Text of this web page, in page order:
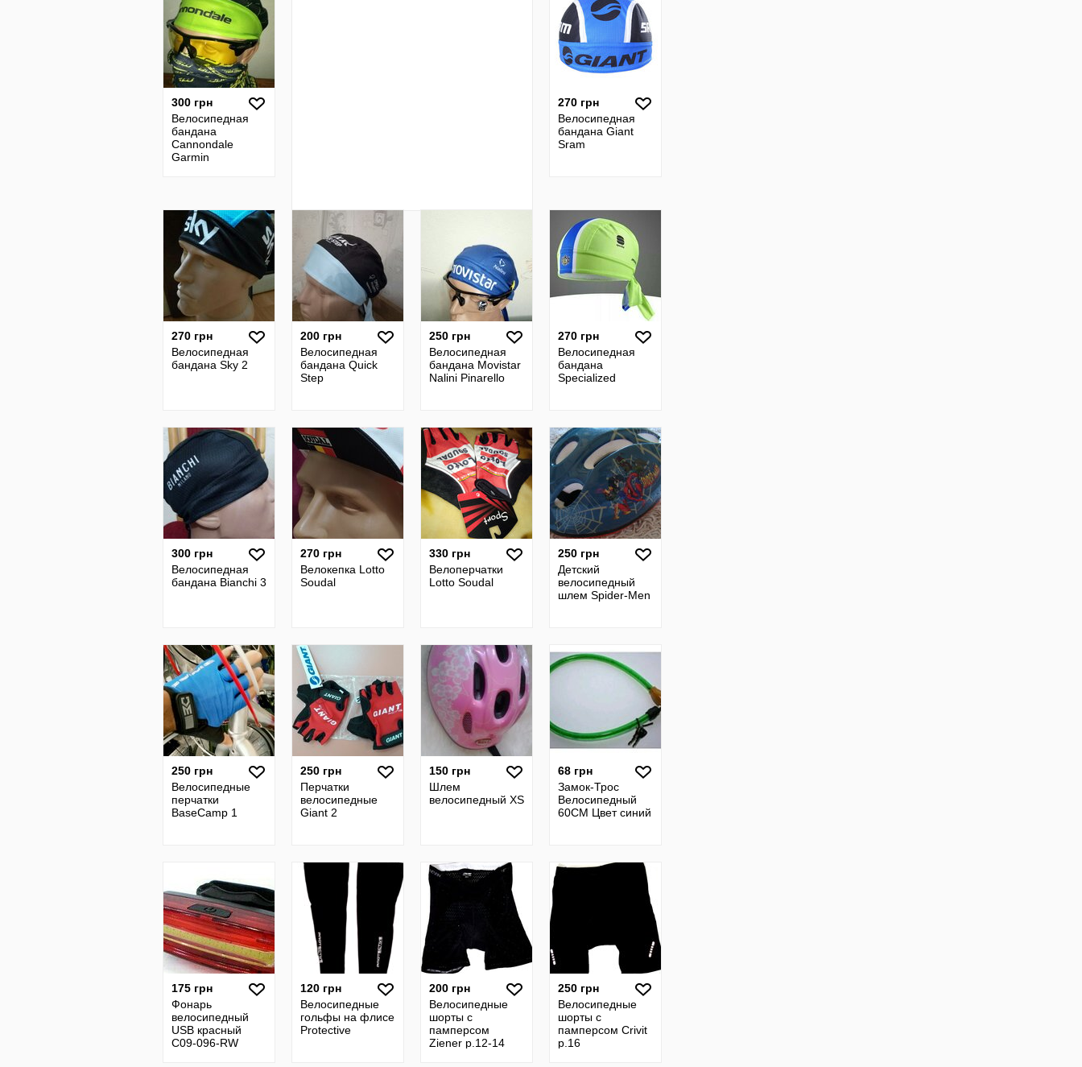
300 грн
Велосипедная
бандана
Cannondale
Garmin
270 грн
Велосипедная
бандана Giant
Sram
270 грн
Велосипедная
бандана Sky 2
200 грн
Велосипедная
бандана Quick
Step
250 грн
Велосипедная
бандана Movistar
Nalini Pinarello
270 грн
Велосипедная
бандана
Specialized
300 грн
Велосипедная
бандана Bianchi 3
270 грн
Велокепка Lotto
Soudal
330 грн
Велоперчатки
Lotto Soudal
250 грн
Детский
велосипедный
шлем Spider-Men
250 грн
Велосипедные
перчатки
BaseCamp 1
250 грн
Перчатки
велосипедные
Giant 2
150 грн
Шлем
велосипедный XS
68 грн
Замок-Трос
Велосипедный
60СМ Цвет синий
175 грн
Фонарь
велосипедный
USB красный
C09-096-RW
120 грн
Велосипедные
гольфы на флисе
Protective
200 грн
Велосипедные
шорты с
памперсом
Ziener р.12-14
250 грн
Велосипедные
шорты с
памперсом Crivit
р.16